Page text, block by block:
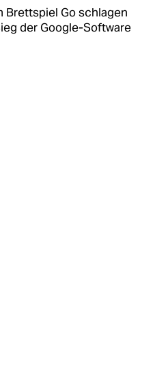
Brettspiel Go schlagen
der Google-Software